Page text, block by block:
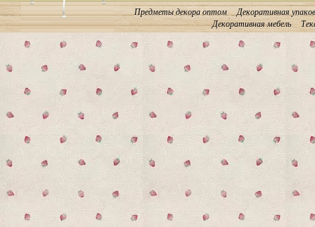
Предметы декора оптом
Декоративная
Декоративная мебель